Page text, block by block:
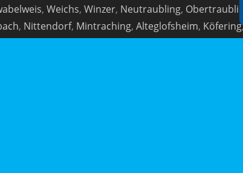
, Weichs, Winzer, Neutraubling,
, Nittendorf, Mintraching, Alteglofsheim, Köfering